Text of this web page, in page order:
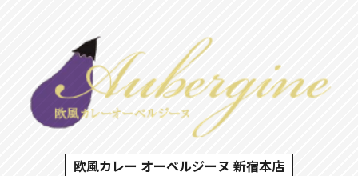
欧風カレー オーベルジーヌ 新宿本店